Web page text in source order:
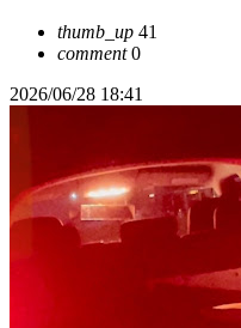
thumb_up 41
comment0
2026/06/28 18:41